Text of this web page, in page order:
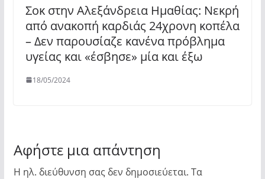
Σοκ στην Αλεξάνδρεια Ημαθίας: Νεκρή
από ανακοπή καρδιάς 24χρονη κοπέλα
– Δεν παρουσίαζε κανένα πρόβλημα
υγείας και «έσβησε» μία και έξω
18/05/2024
Αφήστε μια απάντηση
Η ηλ. διεύθυνση σας δεν δημοσιεύεται. Τα